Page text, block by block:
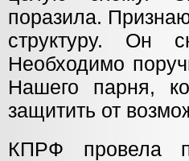
поразила.
структуру. Он
Необходимо
Нашего парня,
защитить от
КПРФ провела